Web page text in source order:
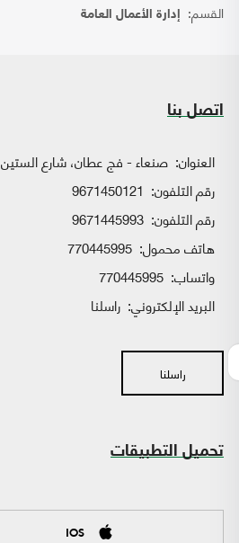
القسم: إدارة الأعمال العامة
اتصل بنا
العنوان: صنعاء - فج عطان، شارع الستين
رقم التلفون: 9671450121
رقم التلفون: 9671445993
هاتف محمول: 770445995
واتساب:
البريد الإلكتروني: راسلنا
راسلنا
تحميل التطبيقات
IOS